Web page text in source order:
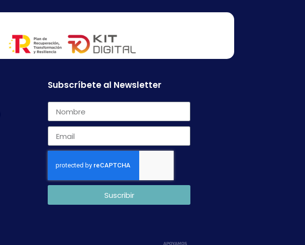
Subscríbete al Newsletter
Suscribir